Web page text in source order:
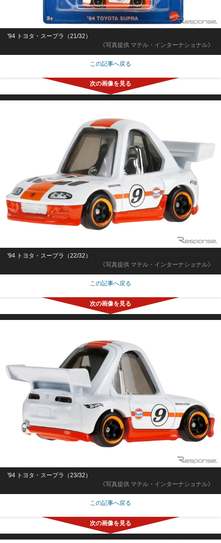
《写真提供 マテル・インターナショナル》
'94 トヨタ・スープラ（21/32）
この記事へ戻る
《写真提供 マテル・インターナショナル》
'94 トヨタ・スープラ（22/32）
この記事へ戻る
《写真提供 マテル・インターナショナル》
'94 トヨタ・スープラ（23/32）
この記事へ戻る